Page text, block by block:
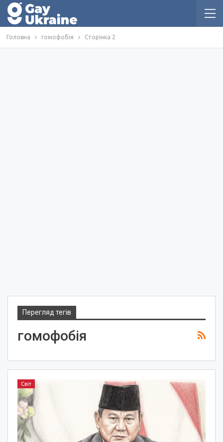
Головна гомофобія Сторінка 2
Перегляд тегів
гомофобія
Світ